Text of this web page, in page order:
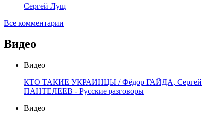
Сергей Лущ
Все комментарии
Видео
Видео
КТО ТАКИЕ УКРАИНЦЫ / Фёдор ГАЙДА, Сергей
ПАНТЕЛЕЕВ - Русские разговоры
Видео